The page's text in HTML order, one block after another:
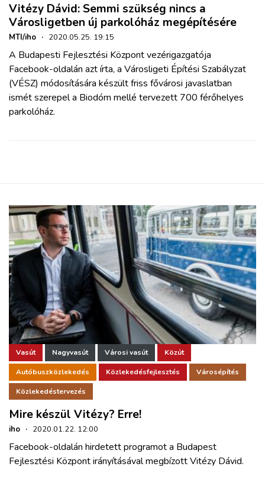
HAJÓZÁS
BLOG
ARCHÍVUM
Vitézy Dávid: Semmi szükség nincs a
Városligetben új parkolóház megépítésére
MTI/iho · 2020.05.25. 19:15
A Budapesti Fejlesztési Központ vezérigazgatója
Facebook-oldalán azt írta, a Városligeti Építési Szabályzat
(VÉSZ) módosítására készült friss fővárosi javaslatban
ismét szerepel a Biodóm mellé tervezett 700 férőhelyes
parkolóház.
Vasút Nagyvasút Városi vasút Közút
Autóbuszközlekedés Közlekedésfejlesztés Városépítés
Közlekedéstervezés
Mire készül Vitézy? Erre!
iho · 2020.01.22. 12:00
Facebook-oldalán hirdetett programot a Budapest
Fejlesztési Központ irányításával megbízott Vitézy Dávid.